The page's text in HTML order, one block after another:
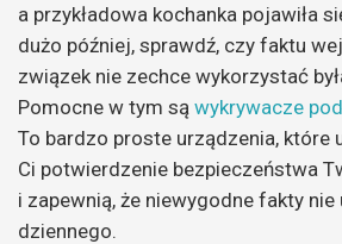
a przykładowa kochanka pojawiła
dużo później, sprawdź, czy faktu
związek nie zechce wykorzystać
Pomocne w tym są wykrywacze
To bardzo proste urządzenia, które
Ci potwierdzenie bezpieczeństwa
i zapewnią, że niewygodne fakty nie
dziennego.